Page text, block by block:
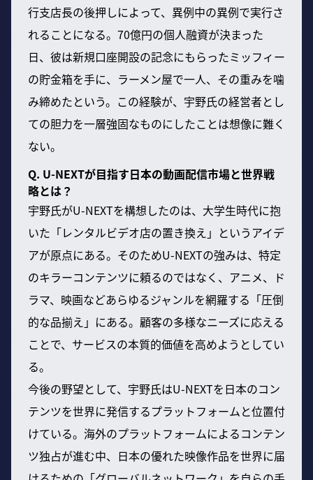
行支店長の後押しによって、異例中の異例で実行さ
れることになる。70億円の個人融資が決まった
日、彼は新規口座開設の記念にもらったミッフィー
の貯金箱を手に、ラーメン屋で一人、その重みを噛
み締めたという。この経験が、宇野氏の経営者とし
ての胆力を一層強固なものにしたことは想像に難く
ない。
Q. U-NEXTが目指す日本の動画配信市場と世界戦
略とは？
宇野氏がU-NEXTを構想したのは、大学生時代に抱
いた「レンタルビデオ店の置き換え」というアイデ
アが原点にある。そのためU-NEXTの強みは、特定
のキラーコンテンツに頼るのではなく、アニメ、ド
ラマ、映画などあらゆるジャンルを網羅する「圧倒
的な品揃え」にある。顧客の多様なニーズに応える
ことで、サービスの本質的価値を高めようとしてい
る。
今後の野望として、宇野氏はU-NEXTを日本のコン
テンツを世界に発信するプラットフォームと位置付
けている。海外のプラットフォームによるコンテン
ツ独占が進む中、日本の優れた映像作品を世界に届